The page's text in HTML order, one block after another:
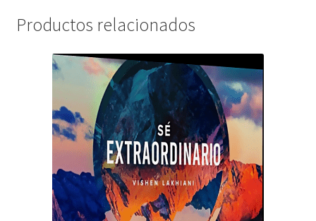
Productos relacionados